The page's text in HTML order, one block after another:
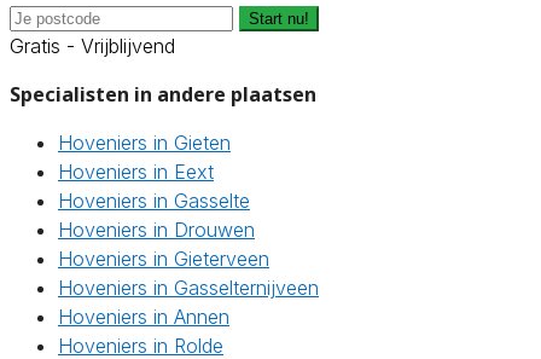
Start nu!
Gratis - Vrijblijvend
Specialisten in andere plaatsen
Hoveniers in Gieten
Hoveniers in Eext
Hoveniers in Gasselte
Hoveniers in Drouwen
Hoveniers in Gieterveen
Hoveniers in Gasselternijveen
Hoveniers in Annen
Hoveniers in Rolde